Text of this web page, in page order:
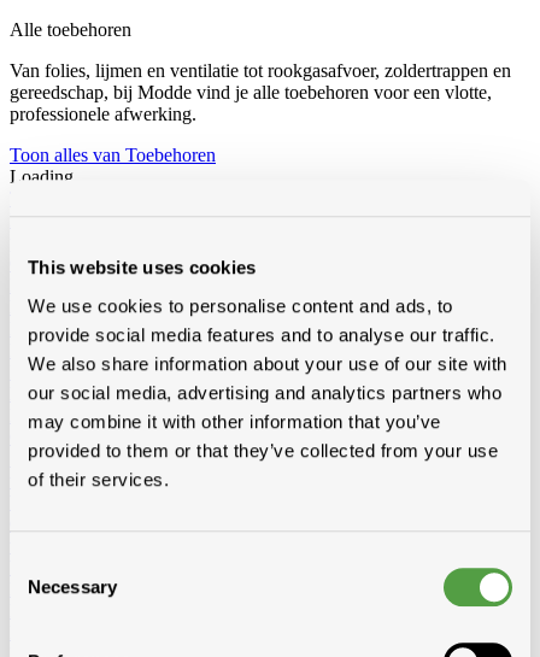
This website uses cookies
We use cookies to personalise content and ads, to
provide social media features and to analyse our traffic.
We also share information about your use of our site with
our social media, advertising and analytics partners who
may combine it with other information that you’ve
provided to them or that they’ve collected from your use
of their services.
Selection
Necessary
Alle toebehoren
Van folies, lijmen en ventilatie tot rookgasafvoer, zoldertrappen en
gereedschap, bij Modde vind je alle toebehoren voor een vlotte,
professionele afwerking.
Toon alles van Toebehoren
Loading...
LoodvervangerWakaflexKoraflexEterflexAlu loodflexKoraflex
OndernokkenRollenDiversen
Dakverven, sprays en dakbeschermingAlgimousBlackvernis
RoofcoatSpraypaint
Liquiden en lijmen voor platte daken
Imperbel liquiden en lijmen
Ikopro liquiden en lijmenSoudal daklijmen Soprema liquiden en
lijmen
HoeklattenImperbelRotswolFoamglas
Siliconen, kitten, tapes, schuimen Siliconen, kitten, lijmenBanden-
tapesSolid John Hybrid Polymeer
MultiventNicoll
Eternit (ontluchting uni)